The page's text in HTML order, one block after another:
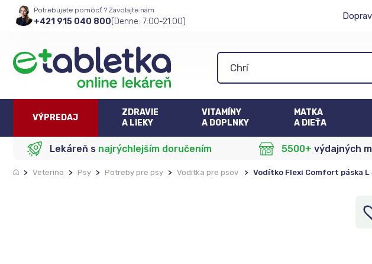
Potrebujete pomôcť ? Zavolajte nám
+421 915 040 800(Denne: 7:00-21:00)
VÝPREDAJ
ZDRAVIE
A LIEKY
VITAMÍNY
A DOPLNKY
MATKA
A DIEŤA
Lekáreň s najrýchlejším doručením 5500+ výdajných
> Veterina > Psy > Potreby pre psy > Vodítka pre psov > Vodítko Flexi Comfort páska